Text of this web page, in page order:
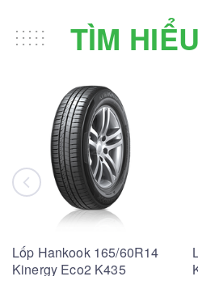
TÌM
Lốp Hankook 165/60R14
Kinergy Eco2 K435